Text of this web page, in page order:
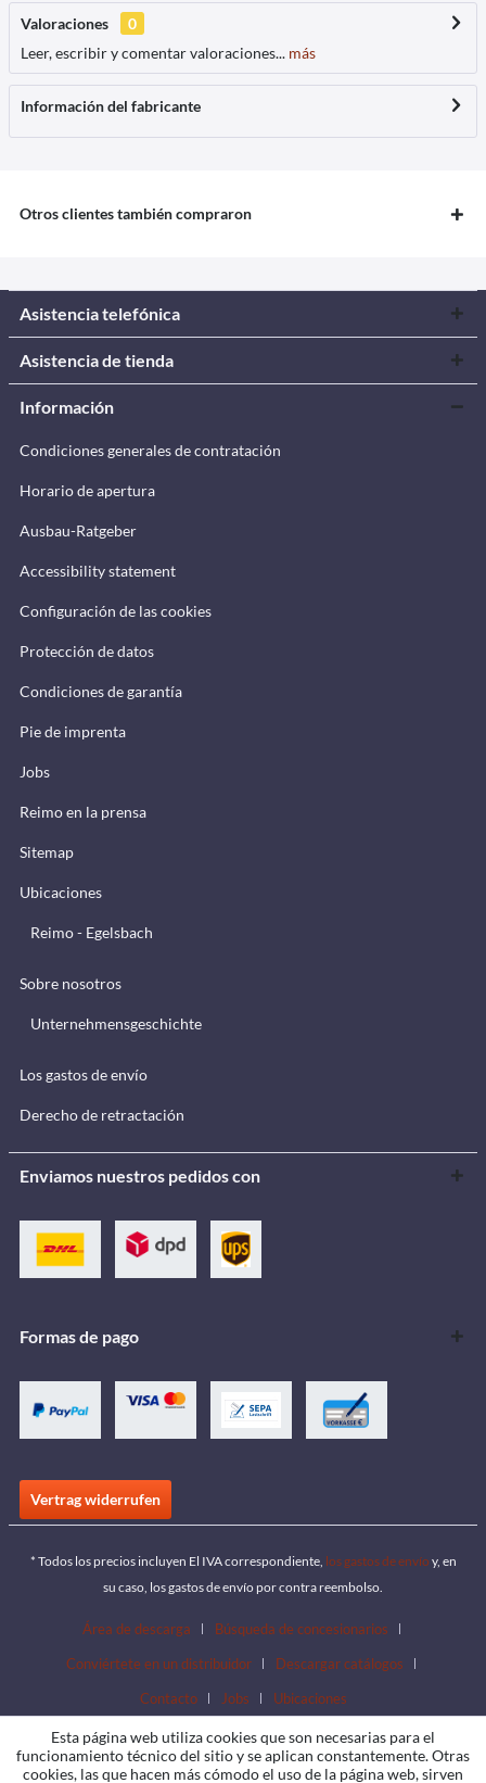
Valoraciones
0
Leer, escribir y comentar valoraciones... más
Información del fabricante
Otros clientes también compraron
Asistencia telefónica
Asistencia de tienda
Información
Condiciones generales de contratación
Horario de apertura
Ausbau-Ratgeber
Accessibility statement
Configuración de las cookies
Protección de datos
Condiciones de garantía
Pie de imprenta
Jobs
Reimo en la prensa
Sitemap
Ubicaciones
Reimo - Egelsbach
Sobre nosotros
Unternehmensgeschichte
Los gastos de envío
Derecho de retractación
Enviamos nuestros pedidos con
Formas de pago
Vertrag widerrufen
* Todos los precios incluyen El IVA correspondiente, los gastos de envío y, en
su caso, los gastos de envío por contra reembolso.
Área de descarga
Búsqueda de concesionarios
Conviértete en un distribuidor
Descargar catálogos
Contacto
Jobs Ubicaciones
Esta página web utiliza cookies que son necesarias para el
funcionamiento técnico del sitio y se aplican constantemente. Otras
cookies, las que hacen más cómodo el uso de la página web, sirven